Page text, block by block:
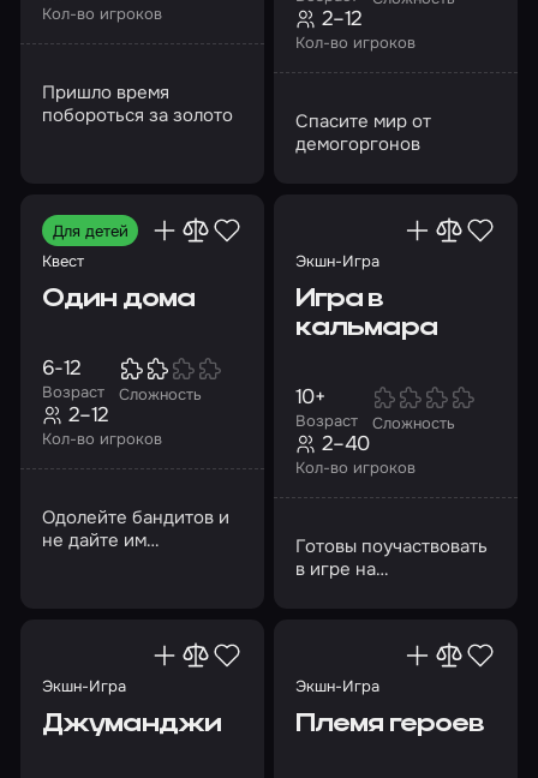
Кол-во игроков
Пришло время
побороться за золото
Кол-во игроков
2–12
Спасите мир от
демогоргонов
Для детей
Квест
Один дома
Возраст
6-12
Сложность
Кол-во игроков
2–12
Одолейте бандитов и
не дайте им
Экшн-Игра
Игра в
кальмара
Возраст
10+
Сложность
Кол-во игроков
2–40
Готовы поучаствовать
в игре на
Экшн-Игра
Джуманджи
Экшн-Игра
Племя героев